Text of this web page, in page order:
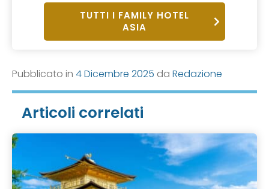
TUTTI I FAMILY HOTEL
ASIA
Pubblicato in 4 Dicembre 2025 da Redazione
Articoli correlati